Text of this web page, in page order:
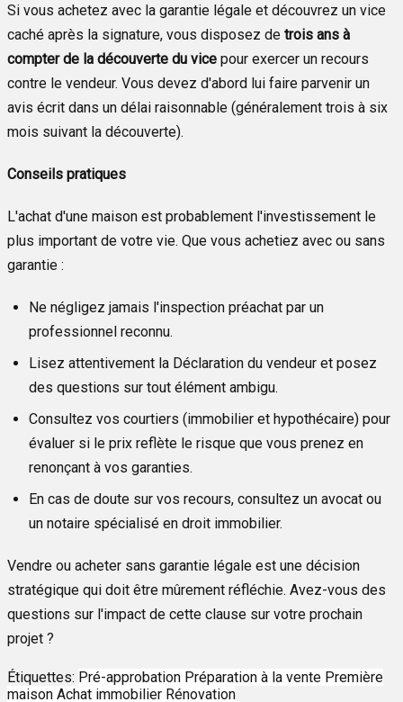
Si vous achetez avec la garantie légale et découvrez un vice
caché après la signature, vous disposez de trois ans à
compter de la découverte du vice pour exercer un recours
contre le vendeur. Vous devez d'abord lui faire parvenir un
avis écrit dans un délai raisonnable (généralement trois à six
mois suivant la découverte).
Conseils pratiques
L'achat d'une maison est probablement l'investissement le
plus important de votre vie. Que vous achetiez avec ou sans
garantie :
Ne négligez jamais l'inspection préachat par un
professionnel reconnu.
Lisez attentivement la Déclaration du vendeur et posez
des questions sur tout élément ambigu.
Consultez vos courtiers (immobilier et hypothécaire) pour
évaluer si le prix reflète le risque que vous prenez en
renonçant à vos garanties.
En cas de doute sur vos recours, consultez un avocat ou
un notaire spécialisé en droit immobilier.
Vendre ou acheter sans garantie légale est une décision
stratégique qui doit être mûrement réfléchie. Avez-vous des
questions sur l'impact de cette clause sur votre prochain
projet ?
Étiquettes: Pré-approbation Préparation à la vente Première
maison Achat immobilier Rénovation